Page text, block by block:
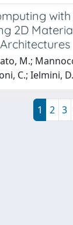
2D
M.;
C.; Ielmini, D.
1 2 3